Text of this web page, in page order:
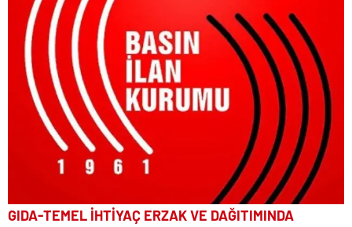
GIDA-TEMEL İHTİYAÇ ERZAK VE DAĞITIMINDA